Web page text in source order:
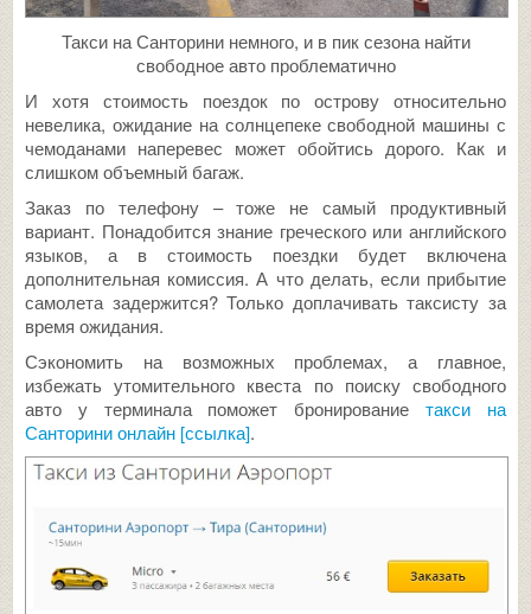
Такси на Санторини немного, и в пик сезона найти
свободное авто проблематично
И хотя стоимость поездок по острову относительно
невелика, ожидание на солнцепеке свободной машины с
чемоданами наперевес может обойтись дорого. Как и
слишком объемный багаж.
Заказ по телефону – тоже не самый продуктивный
вариант. Понадобится знание греческого или английского
языков, а в стоимость поездки будет включена
дополнительная комиссия. А что делать, если прибытие
самолета задержится? Только доплачивать таксисту за
время ожидания.
Сэкономить на возможных проблемах, а главное,
избежать утомительного квеста по поиску свободного
авто у терминала поможет бронированиетакси на
Санторини онлайн [ссылка].